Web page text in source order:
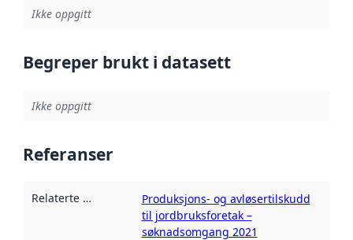
Ikke oppgitt
Begreper brukt i datasett
Ikke oppgitt
Referanser
Relaterte ressurser
Produksjons- og avløsertilskudd
til jordbruksforetak –
søknadsomgang 2021